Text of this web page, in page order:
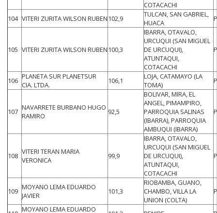
COTACACHI
104 VITERI ZURITA WILSON RUBEN102,9
TULCAN, SAN GABRIEL,
HUACA
105 VITERI ZURITA WILSON RUBEN100,3
IBARRA, OTAVALO,
URCUQUI (SAN MIGUEL
DE URCUQUI),
ATUNTAQUI,
COTACACHI
106 PLANETA SUR PLANETSUR
CIA. LTDA.
106,1
LOJA, CATAMAYO (LA
TOMA)
107 NAVARRETE BURBANO HUGO
RAMIRO
92,5
BOLIVAR, MIRA, EL
ANGEL, PIMAMPIRO,
PARROQUIA SALINAS
(IBARRA), PARROQUIA
AMBUQUI (IBARRA)
108 VITERI TERAN MARIA
VERONICA
99,9
IBARRA, OTAVALO,
URCUQUI (SAN MIGUEL
DE URCUQUI),
ATUNTAQUI,
COTACACHI
109 MOYANO LEMA EDUARDO
JAVIER
101,3
RIOBAMBA, GUANO,
CHAMBO, VILLA LA
UNION (COLTA)
MOYANO LEMA EDUARDO